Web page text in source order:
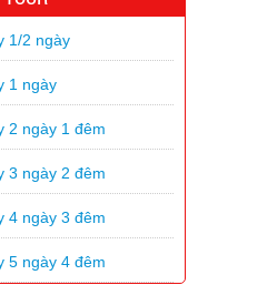
1/2 ngày
1 ngày
2 ngày 1 đêm
3 ngày 2 đêm
4 ngày 3 đêm
5 ngày 4 đêm